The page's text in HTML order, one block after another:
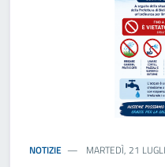
NOTIZIE MARTEDÌ, 21